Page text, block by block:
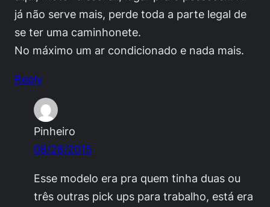
já não serve mais, perde toda a parte legal de
se ter uma caminhonete.
No máximo um ar condicionado e nada mais.
Reply
Pinheiro
08/28/2015
Esse modelo era pra quem tinha duas ou
três outras pick ups para trabalho, está era